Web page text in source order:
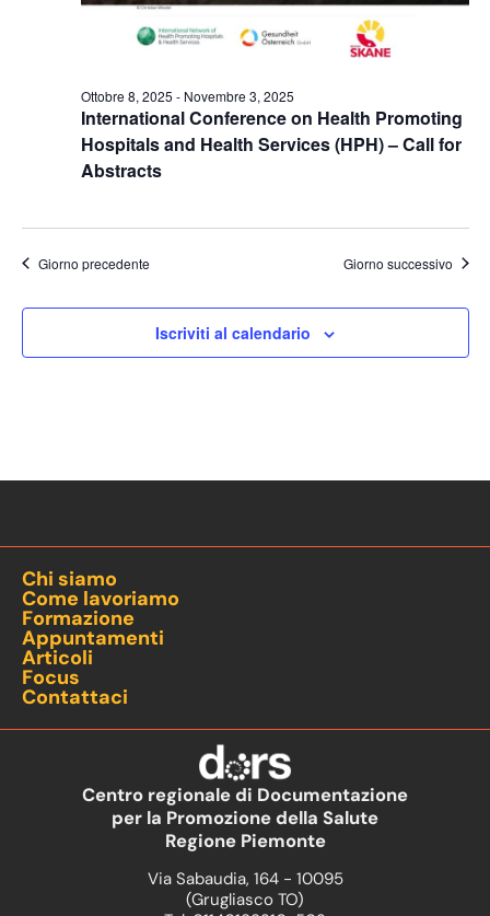
International Conference on Health Promoting
Hospitals and Health Services (HPH) – Call for
Abstracts
Ottobre 8, 2025 - Novembre 3, 2025
Giorno precedente Giorno successivo
Iscriviti al calendario
Chi siamo
Come lavoriamo
Formazione
Appuntamenti
Articoli
Focus
Contattaci
Centro regionale di Documentazione
per la Promozione della Salute
Regione Piemonte
Via Sabaudia, 164 - 10095
(Grugliasco TO)